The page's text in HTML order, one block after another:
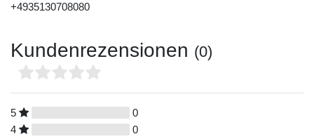
+4935130708080
Kundenrezensionen (0)
5
0
4
0